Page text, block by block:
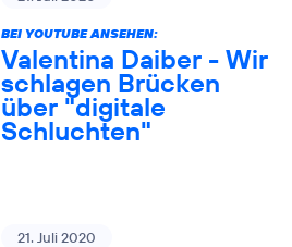
BEI YOUTUBE ANSEHEN:
Valentina Daiber - Wir
schlagen Brücken
über "digitale
Schluchten"
21. Juli 2020